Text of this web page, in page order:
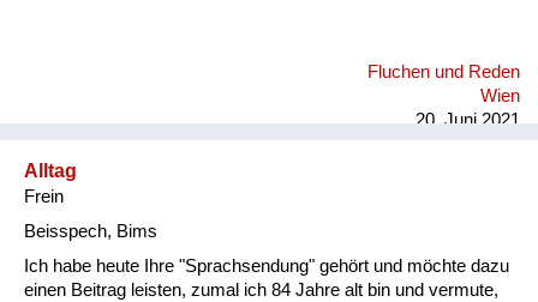
Fluchen und Reden
Wien
20. Juni 2021
Alltag
Frein
Beisspech, Bims
Ich habe heute Ihre "Sprachsendung" gehört und möchte dazu
einen Beitrag leisten, zumal ich 84 Jahre alt bin und vermute,